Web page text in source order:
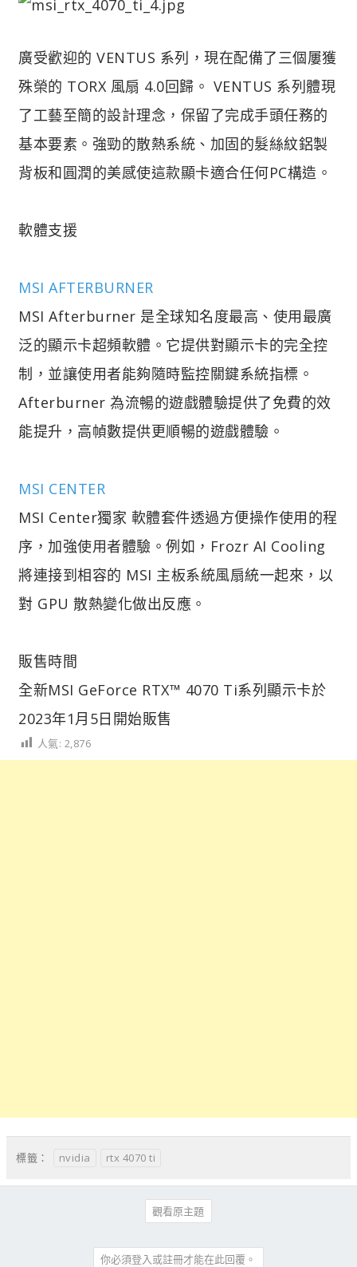
廣受歡迎的 VENTUS 系列，現在配備了三個屢獲
殊榮的 TORX 風扇 4.0回歸。 VENTUS 系列體現
了工藝至簡的設計理念，保留了完成手頭任務的
基本要素。強勁的散熱系統、加固的髮絲紋鋁製
背板和圓潤的美感使這款顯卡適合任何PC構造。
軟體支援
MSI AFTERBURNER
MSI Afterburner 是全球知名度最高、使用最廣
泛的顯示卡超頻軟體。它提供對顯示卡的完全控
制，並讓使用者能夠隨時監控關鍵系統指標。
Afterburner 為流暢的遊戲體驗提供了免費的效
能提升，高幀數提供更順暢的遊戲體驗。
MSI CENTER
MSI Center獨家 軟體套件透過方便操作使用的程
序，加強使用者體驗。例如，Frozr AI Cooling
將連接到相容的 MSI 主板系統風扇統一起來，以
對 GPU 散熱變化做出反應。
販售時間
全新MSI GeForce RTX™ 4070 Ti系列顯示卡於
2023年1月5日開始販售
人氣: 2,876
標籤： nvidia rtx 4070 ti
觀看原主題
你必須登入或註冊才能在此回覆。